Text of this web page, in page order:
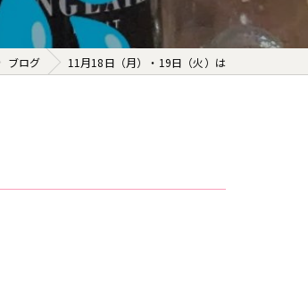
ブログ 11月18日（月）・19日（火）は